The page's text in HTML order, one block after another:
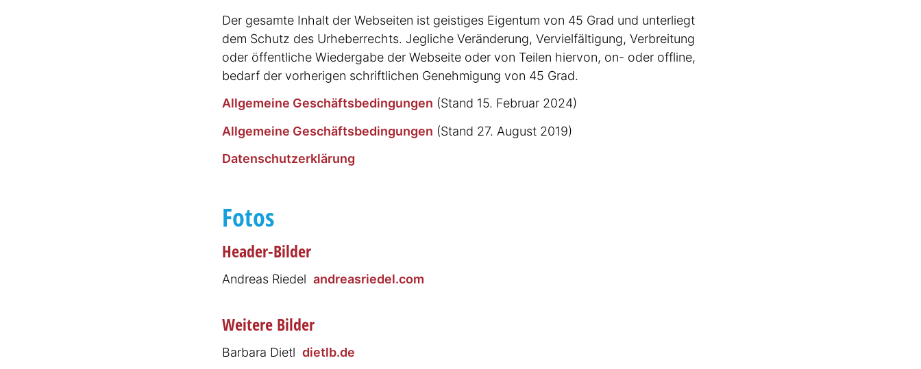
Der gesamte Inhalt der Webseiten ist geistiges Eigentum von 45 Grad und unterliegt
dem Schutz des Urheber­rechts. Jegliche Veränderung, Verviel­fäl­tigung, Verbreitung
oder öffentliche Wiedergabe der Webseite oder von Teilen hiervon, on- oder offline,
bedarf der vorherigen schrift­lichen Genehmigung von 45 Grad.
Allgemeine Geschäfts­be­din­gungen (Stand 15. Februar 2024)
Allgemeine Geschäfts­be­din­gungen (Stand 27. August 2019)
Daten­schut­z­er­klärung
Fotos
Header-Bilder
Andreas Riedel andre­as­riedel.com
Weitere Bilder
Barbara Dietl dietlb.de